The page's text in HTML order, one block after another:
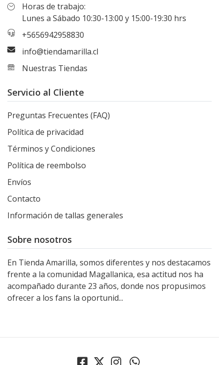
Horas de trabajo:
Lunes a Sábado 10:30-13:00 y 15:00-19:30 hrs
+5656942958830
info@tiendamarilla.cl
Nuestras Tiendas
Servicio al Cliente
Preguntas Frecuentes (FAQ)
Política de privacidad
Términos y Condiciones
Política de reembolso
Envíos
Contacto
Información de tallas generales
Sobre nosotros
En Tienda Amarilla, somos diferentes y nos destacamos
frente a la comunidad Magallanica, esa actitud nos ha
acompañado durante 23 años, donde nos propusimos
ofrecer a los fans la oportunid...